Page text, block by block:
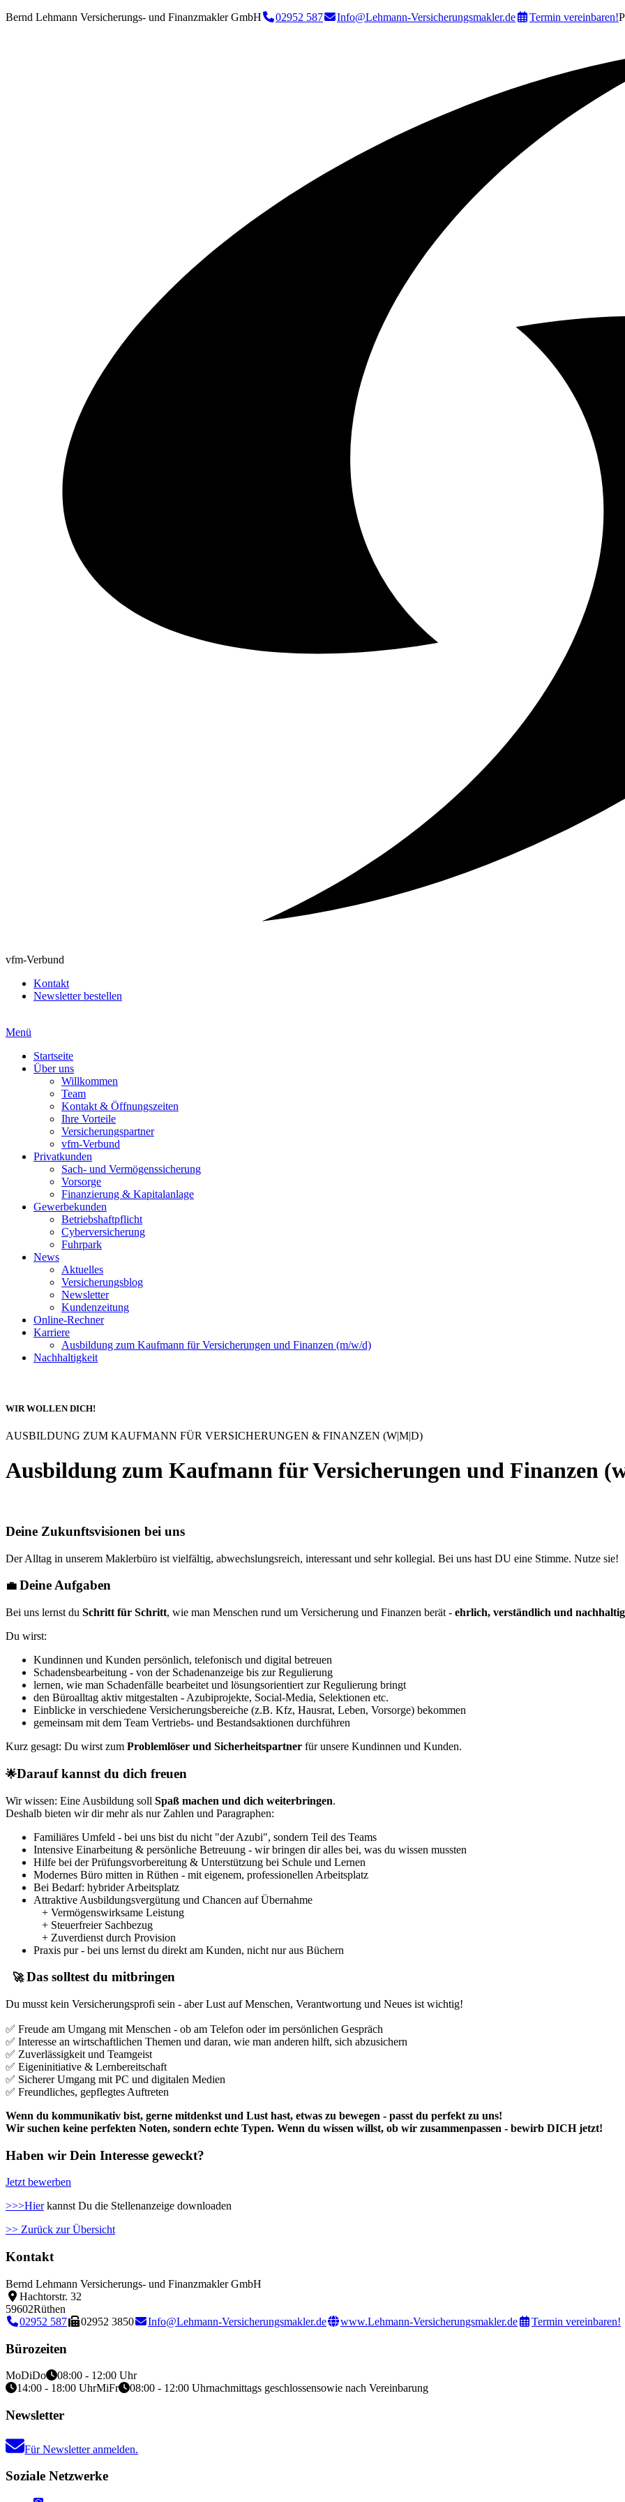
Bernd Lehmann Versicherungs- und Finanzmakler GmbH 02952 587 Info@Lehmann-Versicherungsmakler.de Termin vereinbaren!
vfm-Verbund
Kontakt
Newsletter bestellen
Menü
Startseite
Über uns
Willkommen
Team
Kontakt & Öffnungszeiten
Ihre Vorteile
Versicherungspartner
vfm-Verbund
Privatkunden
Sach- und Vermögenssicherung
Vorsorge
Finanzierung & Kapitalanlage
Gewerbekunden
Betriebshaftpflicht
Cyberversicherung
Fuhrpark
News
Aktuelles
Versicherungsblog
Newsletter
Kundenzeitung
Online-Rechner
Karriere
Ausbildung zum Kaufmann für Versicherungen und Finanzen (m/w/d)
Nachhaltigkeit
WIR WOLLEN DICH!
AUSBILDUNG ZUM KAUFMANN FÜR VERSICHERUNGEN & FINANZEN (W|M|D)
Ausbildung zum Kaufmann für Versicherungen und Finanzen
Deine Zukunftsvisionen bei uns
Der Alltag in unserem Maklerbüro ist vielfältig, abwechslungsreich, interessant und sehr kollegial. Bei uns hast DU eine Stimme. Nutze sie!
💼 Deine Aufgaben
Bei uns lernst du Schritt für Schritt, wie man Menschen rund um Versicherung und Finanzen berät - ehrlich, verständlich und nachhaltig
Du wirst:
Kundinnen und Kunden persönlich, telefonisch und digital betreuen
Schadensbearbeitung - von der Schadenanzeige bis zur Regulierung
lernen, wie man Schadenfälle bearbeitet und lösungsorientiert zur Regulierung bringt
den Büroalltag aktiv mitgestalten - Azubiprojekte, Social-Media, Selektionen etc.
Einblicke in verschiedene Versicherungsbereiche (z.B. Kfz, Hausrat, Leben, Vorsorge) bekommen
gemeinsam mit dem Team Vertriebs- und Bestandsaktionen durchführen
Kurz gesagt: Du wirst zum Problemlöser und Sicherheitspartner für unsere Kundinnen und Kunden.
🌟Darauf kannst du dich freuen
Wir wissen: Eine Ausbildung soll Spaß machen und dich weiterbringen.
Deshalb bieten wir dir mehr als nur Zahlen und Paragraphen:
​​​​​Familiäres Umfeld - bei uns bist du nicht "der Azubi", sondern Teil des Teams
Intensive Einarbeitung & persönliche Betreuung - wir bringen dir alles bei, was du wissen mussten
Hilfe bei der Prüfungsvorbereitung & Unterstützung bei Schule und Lernen
Modernes Büro mitten in Rüthen - mit eigenem, professionellen Arbeitsplatz
Bei Bedarf: hybrider Arbeitsplatz
Attraktive Ausbildungsvergütung und Chancen auf Übernahme
+ Vermögenswirksame Leistung
+ Steuerfreier Sachbezug
+ Zuverdienst durch Provision
Praxis pur - bei uns lernst du direkt am Kunden, nicht nur aus Büchern
🚀Das solltest du mitbringen
Du musst kein Versicherungsprofi sein - aber Lust auf Menschen, Verantwortung und Neues ist wichtig!
✅ Freude am Umgang mit Menschen - ob am Telefon oder im persönlichen Gespräch
✅ Interesse an wirtschaftlichen Themen und daran, wie man anderen hilft, sich abzusichern
✅ Zuverlässigkeit und Teamgeist
✅ Eigeninitiative & Lernbereitschaft
✅ Sicherer Umgang mit PC und digitalen Medien
✅ Freundliches, gepflegtes Auftreten
Wenn du kommunikativ bist, gerne mitdenkst und Lust hast, etwas zu bewegen - passt du perfekt zu uns!
Wir suchen keine perfekten Noten, sondern echte Typen. Wenn du wissen willst, ob wir zusammenpassen - bewirb DICH jetzt!
Haben wir Dein Interesse geweckt?
Jetzt bewerben
>>>Hierkannst Du die Stellenanzeige downloaden
>> Zurück zur Übersicht
Kontakt
Bernd Lehmann Versicherungs- und Finanzmakler GmbH
Hachtorstr. 32
59602Rüthen
02952 587
02952 3850 Info@Lehmann-Versicherungsmakler.de www.Lehmann-Versicherungsmakler.de Termin vereinbaren!
Bürozeiten
MoDiDo
08:00 - 12:00 Uhr
14:00 - 18:00 UhrMiFr 08:00 - 12:00 Uhrnachmittags geschlossensowie nach Vereinbarung
Newsletter
Für Newsletter anmelden.
Soziale Netzwerke